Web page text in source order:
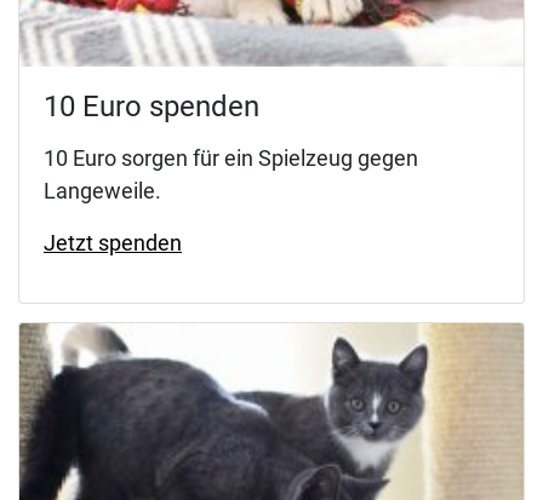
10 Euro spenden
10 Euro sorgen für ein Spielzeug gegen
Langeweile.
Jetzt spenden